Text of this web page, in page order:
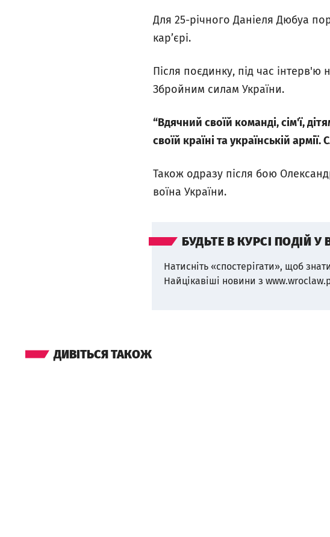
Для 25-річного Даніеля Дюбуа
кар’єрі.
Після поєдинку, під час інтерв'ю
Збройним силам України.
“Вдячний своїй команді, сім'ї,
своїй країні та українській
Також одразу після бою
воїна України.
БУДЬТЕ В КУРСІ ПОДІЙ У
Натисніть «спостерігати», щоб
Найцікавіші новини з
ДИВІТЬСЯ ТАКОЖ